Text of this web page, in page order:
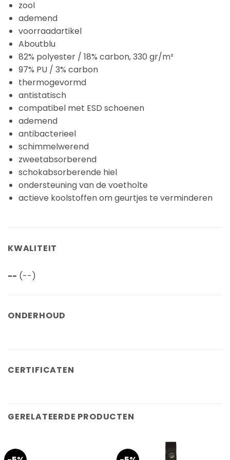
zool
ademend
voorraadartikel
Aboutblu
82% polyester / 18% carbon, 330 gr/m²
97% PU / 3% carbon
thermogevormd
antistatisch
compatibel met ESD schoenen
ademend
antibacterieel
schimmelwerend
zweetabsorberend
schokabsorberende hiel
ondersteuning van de voetholte
actieve koolstoffen om geurtjes te verminderen
KWALITEIT
-- (--)
ONDERHOUD
CERTIFICATEN
GERELATEERDE PRODUCTEN